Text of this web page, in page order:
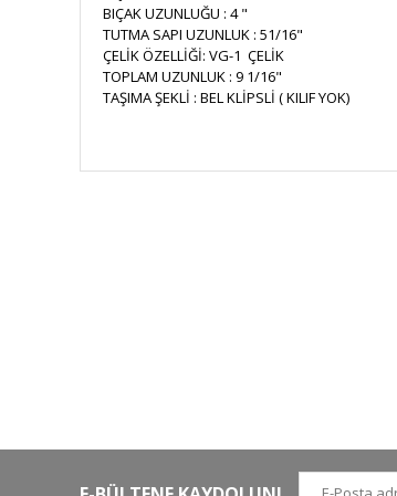
BIÇAK UZUNLUĞU : 4 "
TUTMA SAPI UZUNLUK : 51/16"
ÇELİK ÖZELLİĞİ: VG-1 ÇELİK
TOPLAM UZUNLUK : 9 1/16"
TAŞIMA ŞEKLİ : BEL KLİPSLİ ( KILIF YOK)